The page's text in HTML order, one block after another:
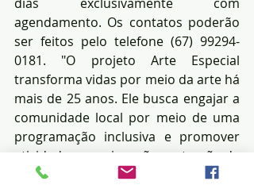
agendamento. Os contatos poderão
ser feitos pelo telefone (67) 99294-
0181. "O projeto Arte Especial
transforma vidas por meio da arte há
mais de 25 anos. Ele busca engajar a
comunidade local por meio de uma
programação inclusiva e promover
atividades que visam ã construção de
saberes em parceria com as